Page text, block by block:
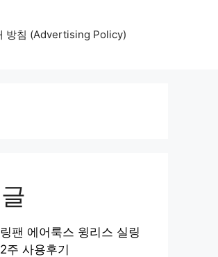
방침 (Advertising Policy)
팬 에어룩스 윙리스 실링
주 사용후기